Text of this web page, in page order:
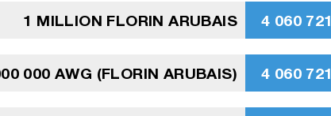
1 MILLION FLORIN ARUBAIS 4 060
000 AWG (FLORIN ARUBAIS) 4 060